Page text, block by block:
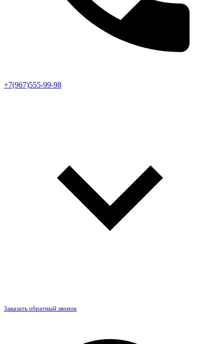
+7(967)555-99-98
Заказать обратный звонок